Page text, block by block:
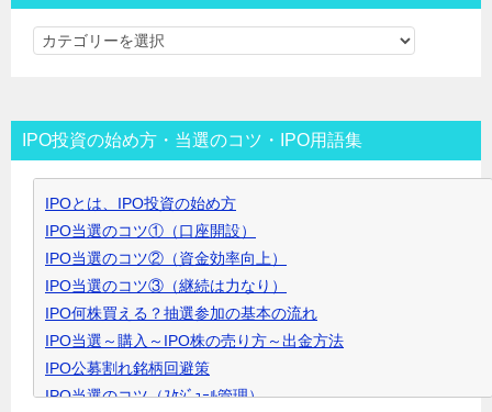
カ
リ
ー
▼
ク
リ
ッ
ク
で
開
き
ま
IPO投資の始め方・当選のコツ・IPO用語集
IPOとは、IPO投資の始め方
IPO当選のコツ①（口座開設）
IPO当選のコツ②（資金効率向上）
IPO当選のコツ③（継続は力なり）
IPO何株買える？抽選参加の基本の流れ
IPO当選～購入～IPO株の売り方～出金方法
IPO公募割れ銘柄回避策
IPO当選のコツ（ｽｹｼﾞｭｰﾙ管理）